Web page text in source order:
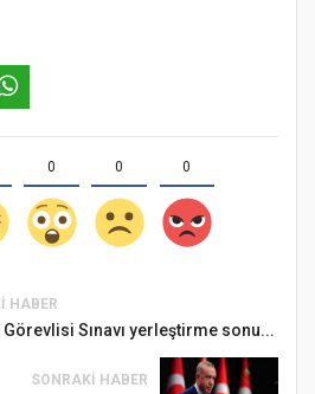
0 0 0
HABER
Görevlisi Sınavı yerleştirme sonu...
SONRAKI HABER